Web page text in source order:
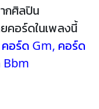
กศิลปิน
คอร์ดในเพลงนี้
คอร์ด Gm, คอร์ด
Bbm